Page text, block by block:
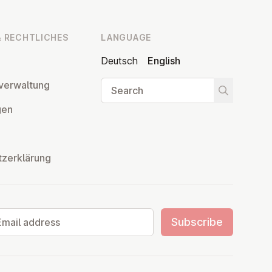
RECHT­LICHES LANGUAGE
Deutsch
English
Search
Start
Subscribe